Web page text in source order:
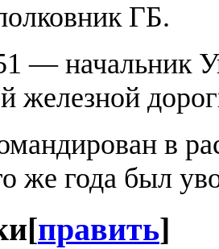
ГБ.
— начальник
железной
в
же года был
[править]